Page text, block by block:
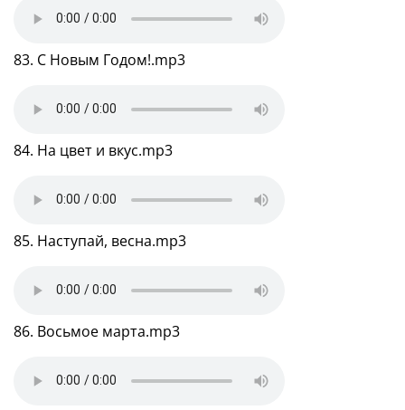
83. С Новым Годом!.mp3
84. На цвет и вкус.mp3
85. Наступай, весна.mp3
86. Восьмое марта.mp3